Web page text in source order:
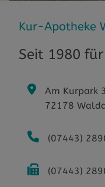
Kur-Apotheke
Seit 1980
Am Kurpark
72178
(07443)
(07443)